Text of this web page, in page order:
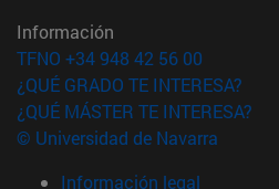
Información
TFNO +34 948 42 56 00
¿QUÉ GRADO TE INTERESA?
¿QUÉ MÁSTER TE INTERESA?
© Universidad de Navarra
Información legal